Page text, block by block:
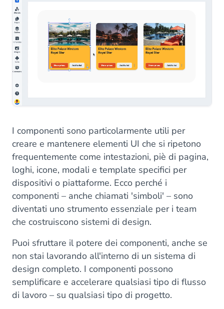
I componenti sono particolarmente utili per
creare e mantenere elementi UI che si ripetono
frequentemente come intestazioni, piè di pagina,
loghi, icone, modali e template specifici per
dispositivi o piattaforme. Ecco perché i
componenti – anche chiamati 'simboli' – sono
diventati uno strumento essenziale per i team
che costruiscono sistemi di design.
Puoi sfruttare il potere dei componenti, anche se
non stai lavorando all'interno di un sistema di
design completo. I componenti possono
semplificare e accelerare qualsiasi tipo di flusso
di lavoro – su qualsiasi tipo di progetto.